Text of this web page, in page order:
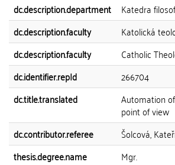
dc.description.department
Katedra
dc.description.faculty
Katolická
dc.description.faculty
Catholic
dc.identifier.repId
266704
dc.title.translated
Automation
point of view
dc.contributor.referee
Šolcová,
thesis.degree.name
Mgr.